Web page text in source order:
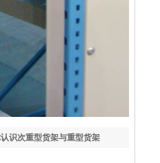
识次重型货架与重型货架